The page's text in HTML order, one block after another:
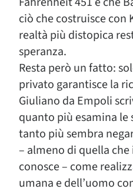
ciò che costruisce con
realtà più distopica
speranza.
Resta però un fatto:
privato garantisce la
Giuliano da Empoli
quanto più esamina
tanto più sembra
– almeno di quella
conosce – come
umana e dell’uomo